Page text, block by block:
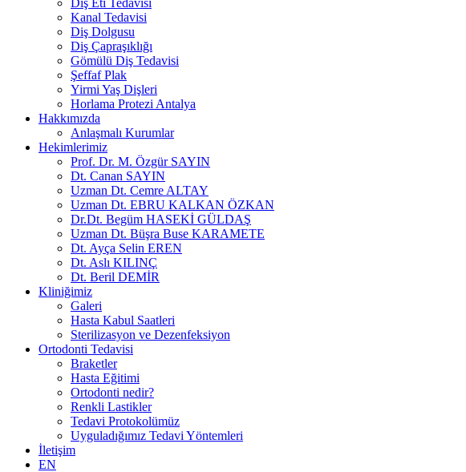
Diş Eti Tedavisi
Kanal Tedavisi
Diş Dolgusu
Diş Çapraşıklığı
Gömülü Diş Tedavisi
Şeffaf Plak
Yirmi Yaş Dişleri
Horlama Protezi Antalya
Hakkımızda
Anlaşmalı Kurumlar
Hekimlerimiz
Prof. Dr. M. Özgür SAYIN
Dt. Canan SAYIN
Uzman Dt. Cemre ALTAY
Uzman Dt. EBRU KALKAN ÖZKAN
Dr.Dt. Begüm HASEKİ GÜLDAŞ
Uzman Dt. Büşra Buse KARAMETE
Dt. Ayça Selin EREN
Dt. Aslı KILINÇ
Dt. Beril DEMİR
Kliniğimiz
Galeri
Hasta Kabul Saatleri
Sterilizasyon ve Dezenfeksiyon
Ortodonti Tedavisi
Braketler
Hasta Eğitimi
Ortodonti nedir?
Renkli Lastikler
Tedavi Protokolümüz
Uyguladığımız Tedavi Yöntemleri
İletişim
EN